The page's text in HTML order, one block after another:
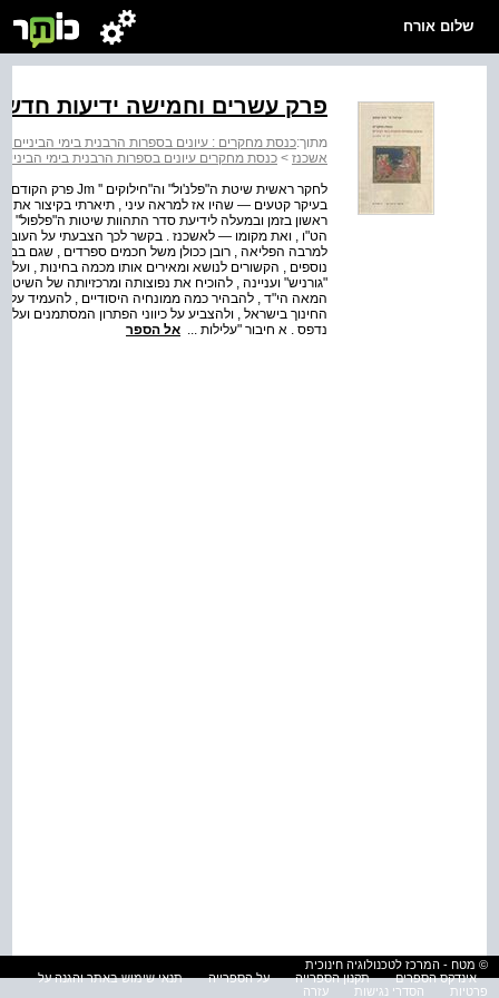
שלום אורח
פרק עשרים וחמישה ידיעות
מתוך:כנסת מחקרים : עיונים בספרות הרבנית בימי הביניים
אשכנז > כנסת מחקרים עיונים בספרות הרבנית בימי
בעיקר קטעים — שהיו אז למראה עיני , תיארתי בקיצור
ראשון בזמן ובמעלה לידיעת סדר התהוות שיטות ה"פלפול"
הט"ו , ואת מקומו — לאשכנז . בקשר לכך הצבעתי על
למרבה הפליאה , רובן ככולן משל חכמים ספרדים , שגם
נוספים , הקשורים לנושא ומאירים אותו מכמה בחינות ,
"גורניש" ועניינה , להוכיח את נפוצותה ומרכזיותה של
המאה הי"ד , להבהיר כמה ממונחיה היסודיים , להעמיד
החינוך בישראל , ולהצביע על כיווני הפתרון המסתמנים
נדפס . א חיבור "עלילות ... אל הספר
© מטח - המרכז לטכנולוגיה חינוכית
אינדקס הספרים
תקנון הספרייה על הספרייה
תנאי שימוש באתר והגנה על
פרטיות
הסדרי נגישות עזרה